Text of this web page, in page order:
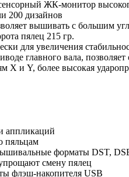
ЖК-монитор
200 дизайнов
вышивать с большим
пялец 215 гр.
для увеличения
главного вала,
Х и Y, более высокая
аппликаций
пяльцам
форматы DST,
смену пялец
флэш-накопителя USB